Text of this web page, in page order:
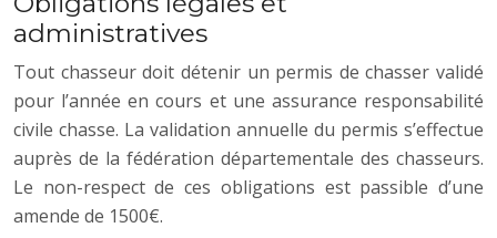
administratives
Tout chasseur doit détenir un permis de chasser validé
pour l’année en cours et une assurance responsabilité
civile chasse. La validation annuelle du permis s’effectue
auprès de la fédération départementale des chasseurs.
Le non-respect de ces obligations est passible d’une
amende de 1500€.